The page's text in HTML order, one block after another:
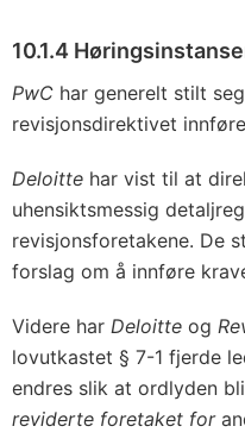
10.1.4
PwC har generelt stilt
revisjonsdirektivet
Deloitte har vist til at
uhensiktsmessig
revisjonsforetakene. De
forslag om å innføre
Videre har Deloitte og
lovutkastet § 7-1 fjerde
endres slik at ordlyden
reviderte foretaket for